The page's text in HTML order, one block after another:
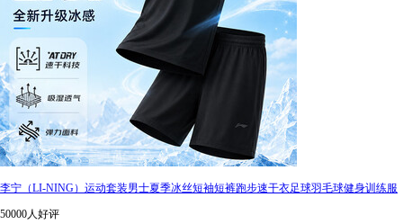
李宁（LI-NING）运动套装男士夏季冰丝短袖短裤跑步速干衣足球羽毛球健身训练服
50000人好评